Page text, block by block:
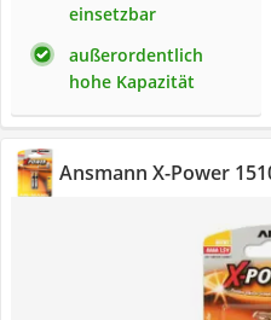
einsetzbar
außerordentlich
hohe Kapazität
Ansmann X-Power